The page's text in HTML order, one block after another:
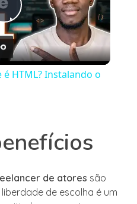
Play
Video
é HTML? Instalando o
de atores são
de escolha é um